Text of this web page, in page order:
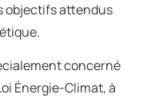
objectifs attendus
concerné
Énergie-Climat, à